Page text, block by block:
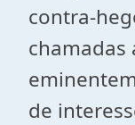
contra-
chamadas
de